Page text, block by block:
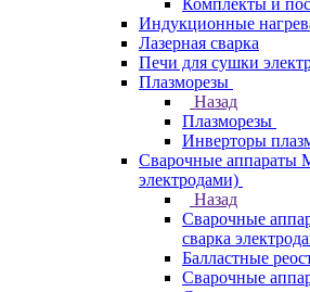
Комплекты и
Индукционные
Лазерная сварка
Печи для сушки
Плазморезы
Назад
Плазморезы
Инверторы
Сварочные аппараты
электродами)
Назад
Сварочные
сварка
Балластные
Сварочные